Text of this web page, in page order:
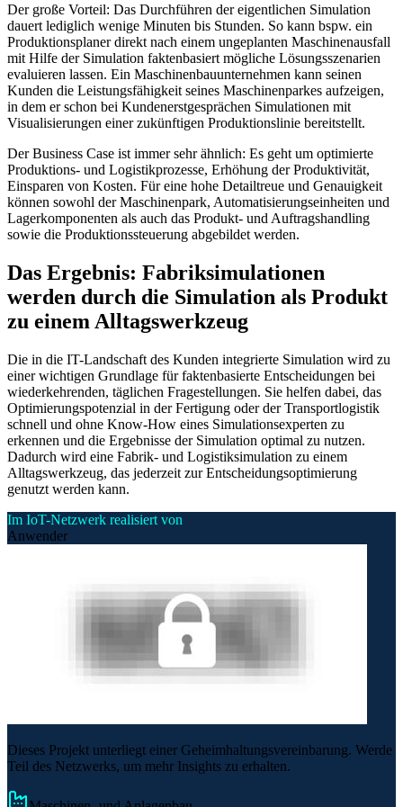
Der große Vorteil: Das Durchführen der eigentlichen Simulation
dauert lediglich wenige Minuten bis Stunden. So kann bspw. ein
Produktionsplaner direkt nach einem ungeplanten Maschinenausfall
mit Hilfe der Simulation faktenbasiert mögliche Lösungsszenarien
evaluieren lassen. Ein Maschinenbauunternehmen kann seinen
Kunden die Leistungsfähigkeit seines Maschinenparkes aufzeigen,
in dem er schon bei Kundenerstgesprächen Simulationen mit
Visualisierungen einer zukünftigen Produktionslinie bereitstellt.
Der Business Case ist immer sehr ähnlich: Es geht um optimierte
Produktions- und Logistikprozesse, Erhöhung der Produktivität,
Einsparen von Kosten. Für eine hohe Detailtreue und Genauigkeit
können sowohl der Maschinenpark, Automatisierungseinheiten und
Lagerkomponenten als auch das Produkt- und Auftragshandling
sowie die Produktionssteuerung abgebildet werden.
Das Ergebnis: Fabriksimulationen
werden durch die Simulation als Produkt
zu einem Alltagswerkzeug
Die in die IT-Landschaft des Kunden integrierte Simulation wird zu
einer wichtigen Grundlage für faktenbasierte Entscheidungen bei
wiederkehrenden, täglichen Fragestellungen. Sie helfen dabei, das
Optimierungspotenzial in der Fertigung oder der Transportlogistik
schnell und ohne Know-How eines Simulationsexperten zu
erkennen und die Ergebnisse der Simulation optimal zu nutzen.
Dadurch wird eine Fabrik- und Logistiksimulation zu einem
Alltagswerkzeug, das jederzeit zur Entscheidungsoptimierung
genutzt werden kann.
Im IoT-Netzwerk realisiert von
Anwender
Dieses Projekt unterliegt einer Geheimhaltungsvereinbarung. Werde
Teil des Netzwerks, um mehr Insights zu erhalten.